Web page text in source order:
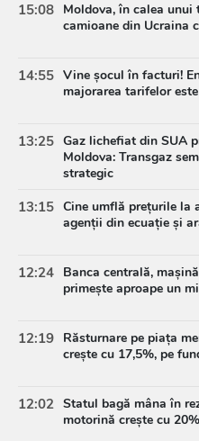
15:08 Moldova, în calea
camioane din Ucraina
14:55 Vine șocul în facturi!
majorarea tarifelor
13:25 Gaz lichefiat din SUA
Moldova: Transgaz
strategic
13:15 Cine umflă prețurile la
agenții din ecuație și
12:24 Banca centrală,
primește aproape un
12:19 Răsturnare pe piața
crește cu 17,5%,
12:02 Statul bagă mâna în
motorină crește cu